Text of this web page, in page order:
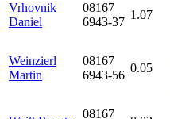
Vrhovnik
Daniel
08167
6943-37
1.07
Weinzierl
Martin
08167
6943-56
0.05
08167